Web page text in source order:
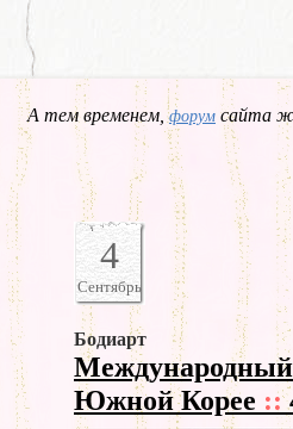
А тем временем,форум сайта
4
Сентябрь
Бодиарт
Международный
Южной Корее ::